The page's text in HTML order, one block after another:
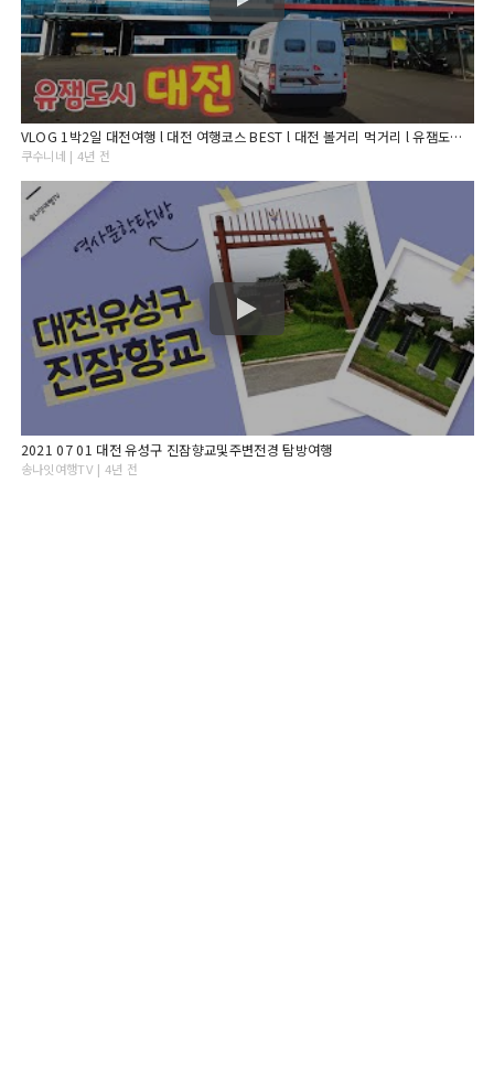
VLOG 1박2일 대전여행 l 대전 여행코스 BEST l 대전 볼거리 먹거리 l 유잼도시 l 유성호텔 l 대전 지하철 여행 l 한밭수목원 l 대전엑스포공원 l 다비드 캠핑카
쿠수니네 | 4년 전
2021 07 01 대전 유성구 진잠향교및주변전경 탐방여행
송나잇여행TV | 4년 전